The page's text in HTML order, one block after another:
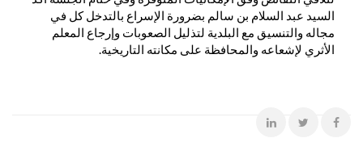
السيد عبد السلام بن سالم بضرورة الإسراع بالتدخل كل في
مجاله والتنسيق مع البلدية لتذليل الصعوبات وإرجاع المعلم
الأثري لإشعاعه والمحافظة على مكانته التاريخية.